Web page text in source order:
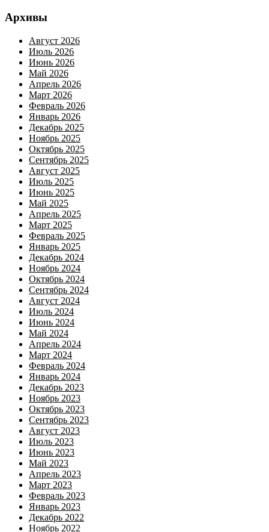
Архивы
Август 2026
Июль 2026
Июнь 2026
Май 2026
Апрель 2026
Март 2026
Февраль 2026
Январь 2026
Декабрь 2025
Ноябрь 2025
Октябрь 2025
Сентябрь 2025
Август 2025
Июль 2025
Июнь 2025
Май 2025
Апрель 2025
Март 2025
Февраль 2025
Январь 2025
Декабрь 2024
Ноябрь 2024
Октябрь 2024
Сентябрь 2024
Август 2024
Июль 2024
Июнь 2024
Май 2024
Апрель 2024
Март 2024
Февраль 2024
Январь 2024
Декабрь 2023
Ноябрь 2023
Октябрь 2023
Сентябрь 2023
Август 2023
Июль 2023
Июнь 2023
Май 2023
Апрель 2023
Март 2023
Февраль 2023
Январь 2023
Декабрь 2022
Ноябрь 2022